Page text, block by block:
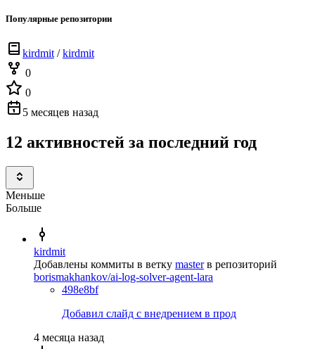
Популярные репозитории
kirdmit /kirdmit
0
0
5 месяцев назад
12 активностей за последний год
Меньше
Больше
kirdmit
Добавлены коммиты в ветку master в репозиторий
borismakhankov/ai-log-solver-agent-lara
498e8bf
Добавил слайд с внедрением в прод
4 месяца назад